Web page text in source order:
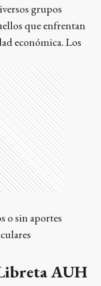
grupos
que enfrentan
económica. Los
o sin aportes
AUH